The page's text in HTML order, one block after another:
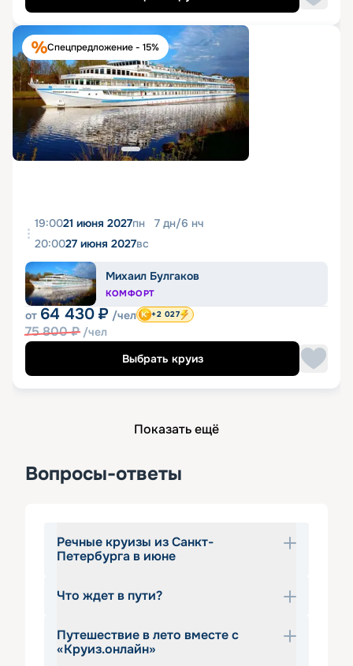
Спецпредложение - 15%
19:0021 июня 2027пн 7 дн/6 нч
20:0027 июня 2027вс
Михаил Булгаков
КОМФОРТ
от 64 430 ₽ /чел
75 800₽ /чел
+2 027
Выбрать круиз
Показать ещё
Вопросы-ответы
Речные круизы из Санкт-
Петербурга в июне
Речные круизы из Санкт-Петербурга в
популярностью среди туристов со
всей России. Именно в этот период
Что ждет в пути?
В июне теплоходы отправляются по
всем направлениям. Туры могут
Путешествие в лето вместе с
«Круиз.онлайн»